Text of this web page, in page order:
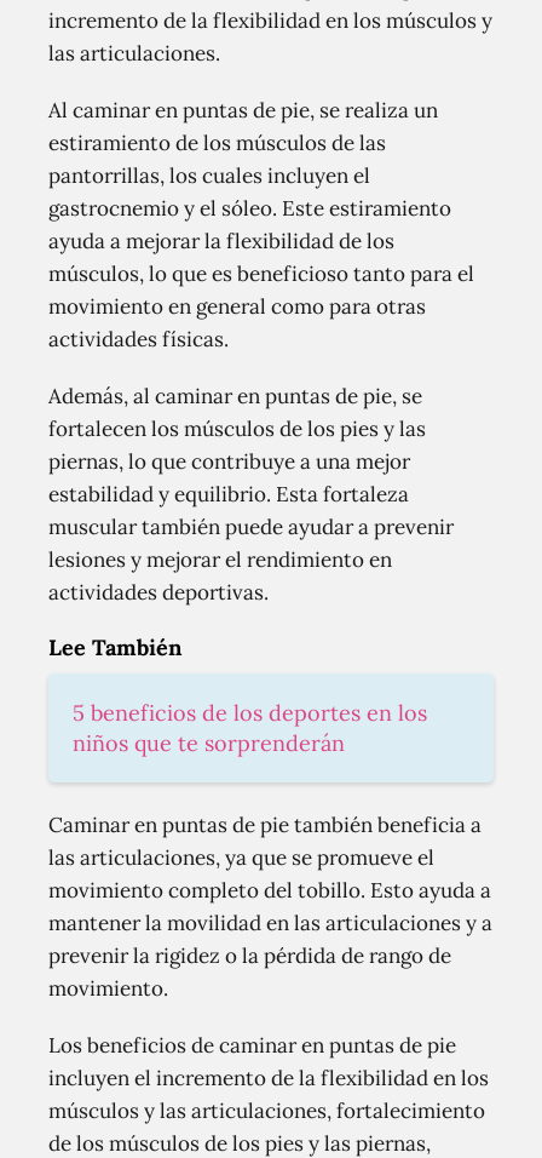
incremento de la flexibilidad en los músculos y
las articulaciones.
Al caminar en puntas de pie, se realiza un
estiramiento de los músculos de las
pantorrillas, los cuales incluyen el
gastrocnemio y el sóleo. Este estiramiento
ayuda a mejorar la flexibilidad de los
músculos, lo que es beneficioso tanto para el
movimiento en general como para otras
actividades físicas.
Además, al caminar en puntas de pie, se
fortalecen los músculos de los pies y las
piernas, lo que contribuye a una mejor
estabilidad y equilibrio. Esta fortaleza
muscular también puede ayudar a prevenir
lesiones y mejorar el rendimiento en
actividades deportivas.
Lee También
5 beneficios de los deportes en los
niños que te sorprenderán
Caminar en puntas de pie también beneficia a
las articulaciones, ya que se promueve el
movimiento completo del tobillo. Esto ayuda a
mantener la movilidad en las articulaciones y a
prevenir la rigidez o la pérdida de rango de
movimiento.
Los beneficios de caminar en puntas de pie
incluyen el incremento de la flexibilidad en los
músculos y las articulaciones, fortalecimiento
de los músculos de los pies y las piernas,